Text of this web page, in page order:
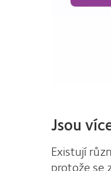
Jsou
Existují
protože se